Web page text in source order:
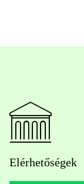
Elérhetőségek